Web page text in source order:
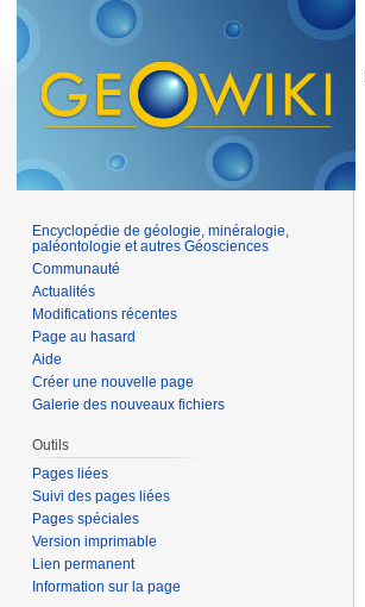
Encyclopédie de géologie, minéralogie,
paléontologie et autres Géosciences
Communauté
Actualités
Modifications récentes
Page au hasard
Aide
Créer une nouvelle page
Galerie des nouveaux fichiers
Outils
Pages liées
Suivi des pages liées
Pages spéciales
Version imprimable
Lien permanent
Information sur la page